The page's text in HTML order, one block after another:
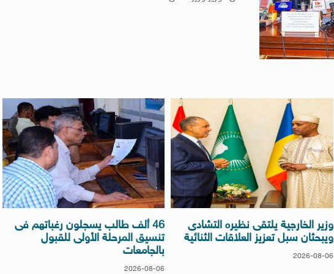
وزير الخارجية يلتقى نظيره التشادى
ويبحثان سبل تعزيز العلاقات الثنائية
2026-08-06
46 ألف طالب يسجلون رغباتهم فى
تنسيق المرحلة الأولى للقبول
بالجامعات
2026-08-06